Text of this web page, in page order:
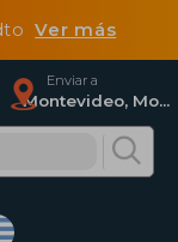
dtoVer más
Enviar a
Montevideo, Montevideo